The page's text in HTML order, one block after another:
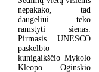
nepakako, tad
daugeliui teko
ramstyti sienas.
Pirmasis UNESCO
paskelbto
kunigaikščio Mykolo
Kleopo Oginskio